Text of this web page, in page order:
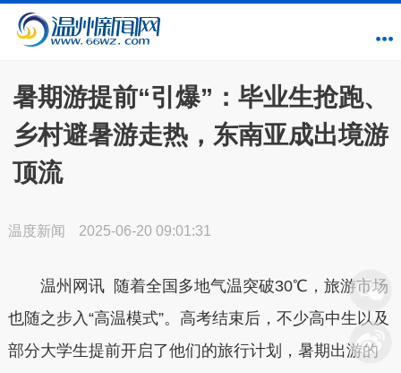
暑期游提前“引爆”：毕业生抢跑、
乡村避暑游走热，东南亚成出境游
顶流
温度新闻 2025-06-20 09:01:31
温州网讯 随着全国多地气温突破30℃，旅游市场
也随之步入“高温模式”。高考结束后，不少高中生以及
部分大学生提前开启了他们的旅行计划，暑期出游的